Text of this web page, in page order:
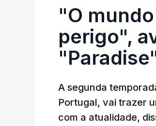
"O
perigo",
A segunda
Portugal, vai trazer
com a atualidade,